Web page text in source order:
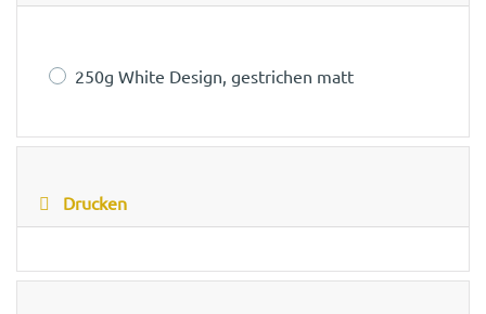
250g White Design, gestrichen matt
Drucken